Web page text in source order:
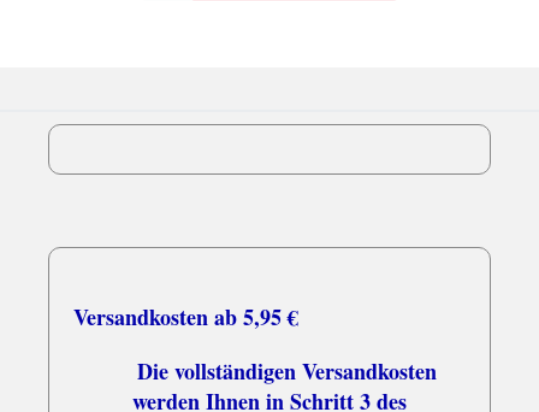
Versandkosten ab 5,95 €
Die vollständigen Versandkosten
werden Ihnen in Schritt 3 des